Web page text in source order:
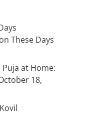
These Days
at Home:
18,